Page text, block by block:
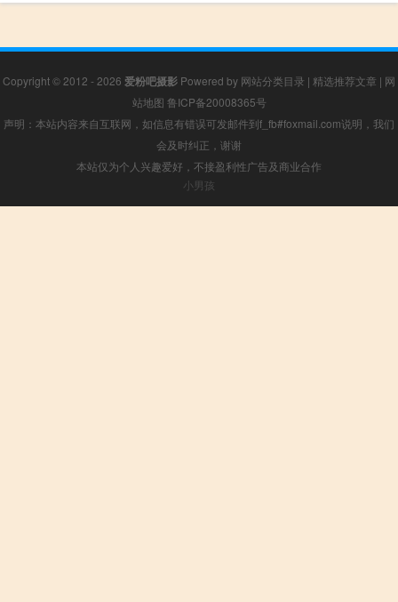
Copyright © 2012 - 2026 爱粉吧摄影 Powered by 网站分类目录 | 精选推荐文章 | 网
站地图 鲁ICP备20008365号
声明：本站内容来自互联网，如信息有错误可发邮件到f_fb#foxmail.com说明，我们
会及时纠正，谢谢
本站仅为个人兴趣爱好，不接盈利性广告及商业合作
小男孩